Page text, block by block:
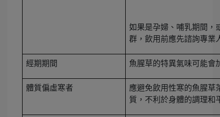
如果是孕婦、哺乳期間，
群，飲用前應先諮詢專業
經期期間 魚腥草的特異氣味可能會
體質偏虛寒者
應避免飲用性寒的魚腥草
質，不利於身體的調理和